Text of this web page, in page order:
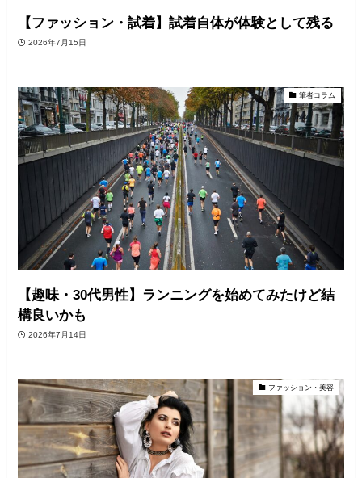
【ファッション・試着】試着自体が体験として残る
2026年7月15日
筆者コラム
【趣味・30代男性】ランニングを始めてみたけど結
構良いかも
2026年7月14日
ファッション・美容